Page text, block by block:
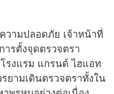
วามปลอดภัย เจ้าหน้าที่
ารตั้งจุดตรวจตรา
รงแรม แกรนด์ ไฮแอท
ยามเดินตรวจตราทั้งใน